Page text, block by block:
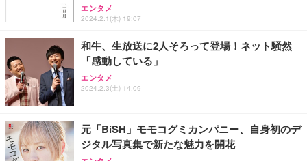
エンタメ
2024.2.1(木) 19:07
和牛、生放送に2人そろって登場！ネット騒然
「感動している」
エンタメ
2024.2.3(土) 14:09
元「BiSH」モモコグミカンパニー、自身初のデ
ジタル写真集で新たな魅力を開花